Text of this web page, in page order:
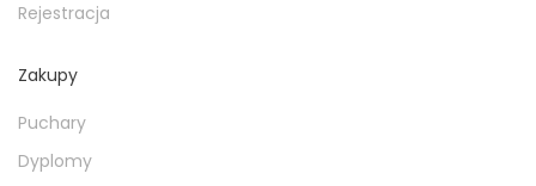
Rejestracja
Zakupy
Puchary
Dyplomy